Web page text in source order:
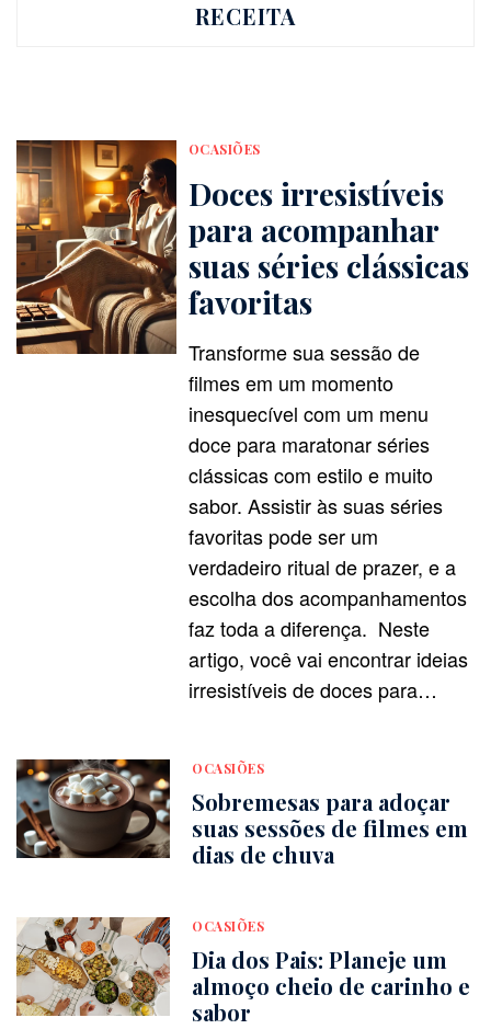
RECEITA
OCASIÕES
Doces irresistíveis
para acompanhar
suas séries clássicas
favoritas
Transforme sua sessão de
filmes em um momento
inesquecível com um menu
doce para maratonar séries
clássicas com estilo e muito
sabor. Assistir às suas séries
favoritas pode ser um
verdadeiro ritual de prazer, e a
escolha dos acompanhamentos
faz toda a diferença. Neste
artigo, você vai encontrar ideias
irresistíveis de doces para…
OCASIÕES
Sobremesas para adoçar
suas sessões de filmes em
dias de chuva
OCASIÕES
Dia dos Pais: Planeje um
almoço cheio de carinho e
sabor